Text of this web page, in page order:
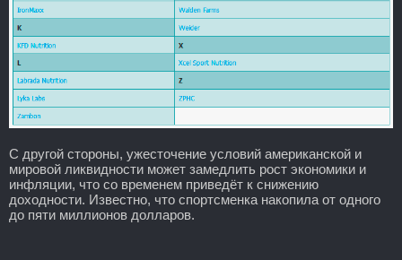
С другой стороны, ужесточение условий американской и
мировой ликвидности может замедлить рост экономики и
инфляции, что со временем приведёт к снижению
доходности. Известно, что спортсменка накопила от одного
до пяти миллионов долларов.